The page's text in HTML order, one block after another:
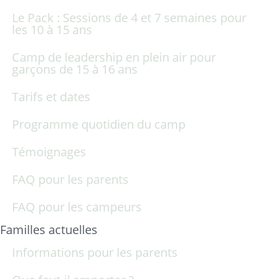
Le Pack : Sessions de 4 et 7 semaines pour
les 10 à 15 ans
Camp de leadership en plein air pour
garçons de 15 à 16 ans
Tarifs et dates
Programme quotidien du camp
Témoignages
FAQ pour les parents
FAQ pour les campeurs
Familles actuelles
Informations pour les parents